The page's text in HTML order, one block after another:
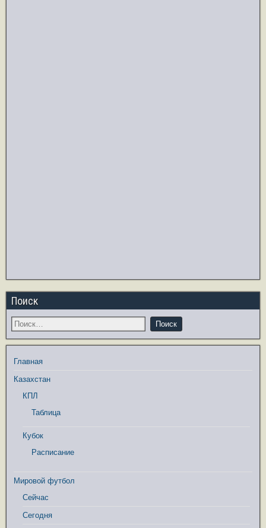
Поиск
Главная
Казахстан
КПЛ
Таблица
Кубок
Расписание
Мировой футбол
Сейчас
Сегодня